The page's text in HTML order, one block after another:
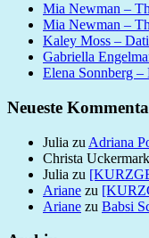
Mia Newman –
Mia Newman –
Kaley Moss –
Gabriella
Elena Sonnberg –
Neueste
Julia zu Adriana
Christa Uckermark
Julia zu
Ariane zu
Ariane zu Babsi